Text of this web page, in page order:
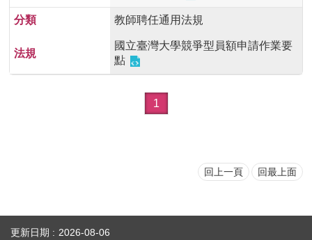
教師聘任通用法規
國立臺灣大學競爭型員額申請作業要
點
1
回上一頁 回最上面
更新日期 2026-08-06